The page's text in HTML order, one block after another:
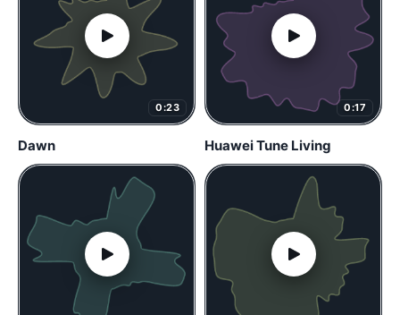
0:23
Dawn
0:17
Huawei Tune Living